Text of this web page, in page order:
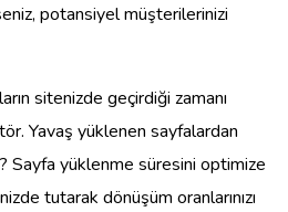
potansiyel müşterilerinizi
sitenizde geçirdiği zamanı
Yavaş yüklenen sayfalardan
Sayfa yüklenme süresini optimize
tutarak dönüşüm oranlarınızı